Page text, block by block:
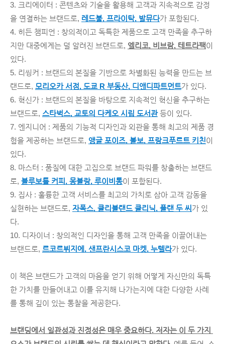
3. 크리에이터 : 콘텐츠와 기술을 활용해 고객과 지속적으로 감정
을 연결하는 브랜드로, 레드불, 프라이탁, 발뮤다가 포함된다.
4. 히든 챔피언 : 창의적이고 독특한 제품으로 고객 만족을 추구하
지만 대중에게는 덜 알려진 브랜드로, 엘리코, 비브람, 테트라팩이
있다.
5. 리씽커 : 브랜드의 본질을 기반으로 차별화된 능력을 만드는 브
랜드로, 모리오카 서점, 도쿄 R 부동산, 디앤디파트먼트가 있다.
6. 혁신가 : 브랜드의 본질을 바탕으로 지속적인 혁신을 추구하는
브랜드로, 스타벅스, 교토의 다케오 시립 도서관 등이 있다.
7. 엔지니어 : 제품의 기능적 디자인과 외관을 통해 최고의 제품 경
험을 제공하는 브랜드로, 앵글 포이즈, 볼보, 프랑크푸르트 키친이
있다.
8. 마스터 : 품질에 대한 고집으로 브랜드 파워를 창출하는 브랜드
로, 블루보틀 커피, 몽블랑, 루이비통이 포함된다.
9. 집사 : 훌륭한 고객 서비스를 최고의 가치로 삼아 고객 감동을
실현하는 브랜드로, 자폭스, 클리블랜드 클리닉, 플랜 두 씨 가 있
다.
10. 디자이너 : 창의적인 디자인을 통해 고객 만족을 이끌어내는
브랜드로, 르코르뷔지에, 샌프란시스코 마켓, 누텔라가 있다.
이 책은 브랜드가 고객의 마음을 얻기 위해 어떻게 자신만의 독특
한 가치를 만들어내고 이를 유지해 나가는지에 대한 다양한 사례
를 통해 깊이 있는 통찰을 제공한다.
브랜딩에서 일관성과 진정성은 매우 중요하다. 저자는 이 두 가지